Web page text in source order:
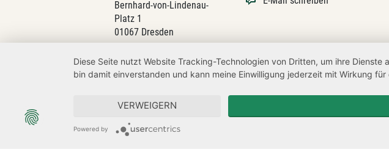
Bernhard-von-Lindenau-
Platz 1
01067 Dresden
Diese Seite nutzt Website Tracking-Technologien von Dritten, um ihre
bin damit einverstanden und kann meine Einwilligung jederzeit mit Wirkung
VERWEIGERN
Powered by